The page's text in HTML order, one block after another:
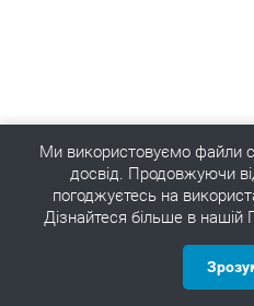
Ми використовуємо файли
досвід. Продовжуючи
погоджуєтесь на
Дізнайтеся більше в нашій